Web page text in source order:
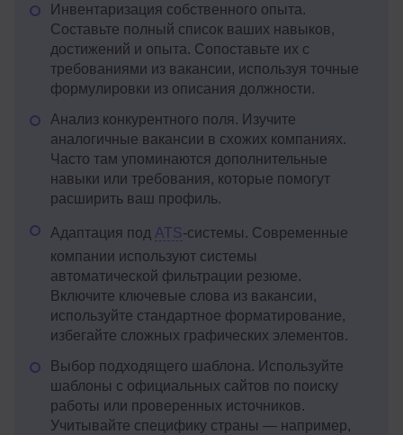
Инвентаризация собственного опыта.
Составьте полный список ваших навыков,
достижений и опыта. Сопоставьте их с
требованиями из вакансии, используя точные
формулировки из описания должности.
Анализ конкурентного поля. Изучите
аналогичные вакансии в схожих компаниях.
Часто там упоминаются дополнительные
навыки или требования, которые помогут
расширить ваш профиль.
Адаптация под ATS-системы. Современные
компании используют системы
автоматической фильтрации резюме.
Включите ключевые слова из вакансии,
используйте стандартное форматирование,
избегайте сложных графических элементов.
Выбор подходящего шаблона. Используйте
шаблоны с официальных сайтов по поиску
работы или проверенных источников.
Учитывайте специфику страны — например,